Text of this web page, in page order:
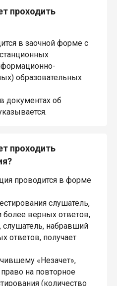
проходить
в заочной форме с
образовательных
документах об
проходить
проводится в форме
слушатель,
более верных ответов,
слушатель, набравший
ответов, получает
«Незачет»,
на повторное
(количество